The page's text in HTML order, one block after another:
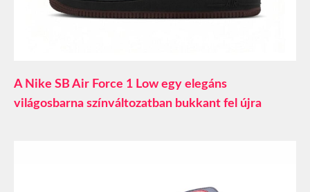
A Nike SB Air Force 1 Low egy elegáns
világosbarna színváltozatban bukkant fel újra